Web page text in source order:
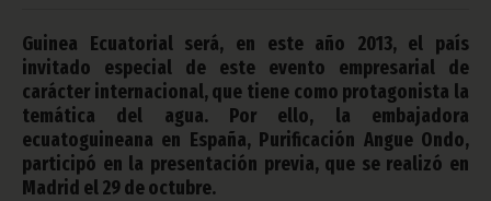
Guinea Ecuatorial será, en este año 2013, el país
invitado especial de este evento empresarial de
carácter internacional, que tiene como protagonista la
temática del agua. Por ello, la embajadora
ecuatoguineana en España, Purificación Angue Ondo,
participó en la presentación previa, que se realizó en
Madrid el 29 de octubre.